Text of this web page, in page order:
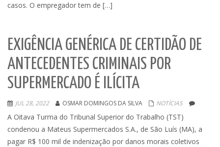
casos. O empregador tem de […]
EXIGÊNCIA GENÉRICA DE CERTIDÃO DE
ANTECEDENTES CRIMINAIS POR
SUPERMERCADO É ILÍCITA
JUL 28, 2022 OSMAR DOMINGOS DA SILVA NOTÍCIAS
A Oitava Turma do Tribunal Superior do Trabalho (TST)
condenou a Mateus Supermercados S.A., de São Luís (MA), a
pagar R$ 100 mil de indenização por danos morais coletivos